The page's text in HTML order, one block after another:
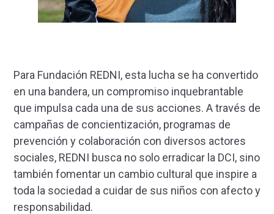
Para Fundación REDNI, esta lucha se ha convertido
en una bandera, un compromiso inquebrantable
que impulsa cada una de sus acciones. A través de
campañas de concientización, programas de
prevención y colaboración con diversos actores
sociales, REDNI busca no solo erradicar la DCI, sino
también fomentar un cambio cultural que inspire a
toda la sociedad a cuidar de sus niños con afecto y
responsabilidad.